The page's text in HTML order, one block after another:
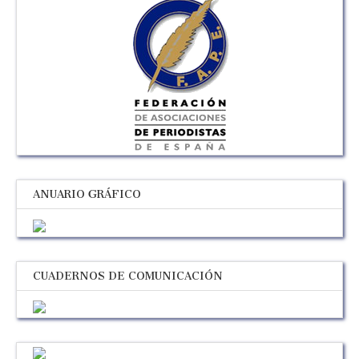
ANUARIO GRÁFICO
CUADERNOS DE COMUNICACIÓN